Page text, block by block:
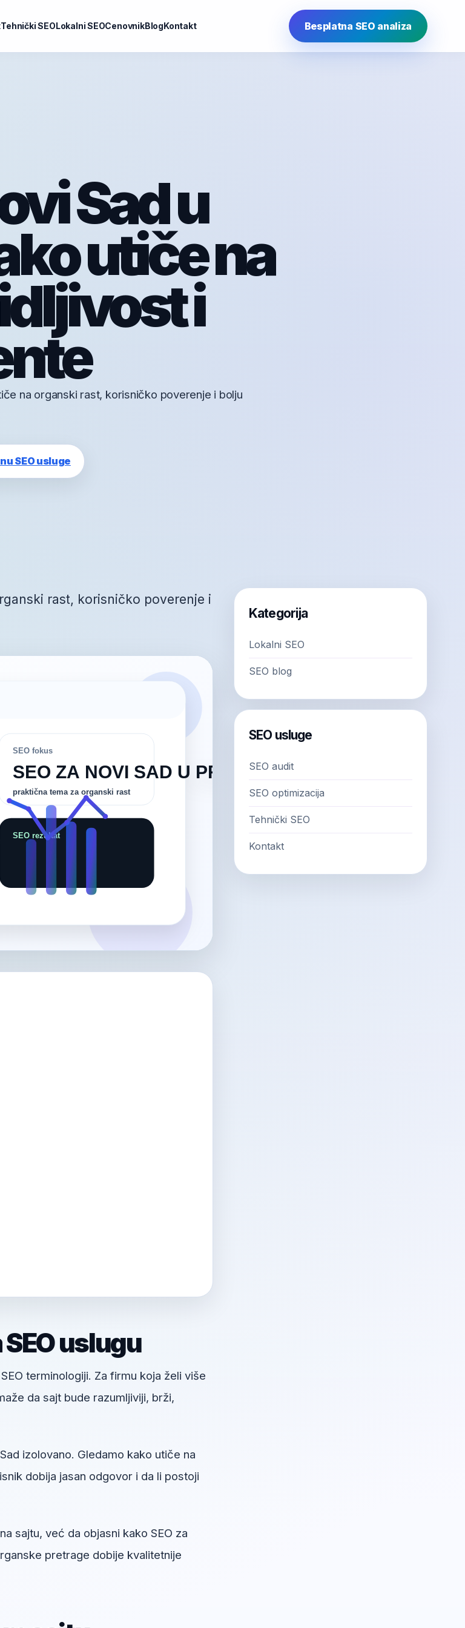
Tehnički SEOLokalni SEOCenovnikBlogKontakt Besplatna SEO analiza
Sad u
utiče na
i
na organski rast, korisničko poverenje i bolju
SEO usluge
rast, korisničko poverenje i
uslugu
terminologiji. Za firmu koja želi više
da sajt bude razumljiviji, brži,
izolovano. Gledamo kako utiče na
dobija jasan odgovor i da li postoji
sajtu, već da objasni kako SEO za
pretrage dobije kvalitetnije
Kategorija
Lokalni SEO
SEO blog
SEO usluge
SEO audit
SEO optimizacija
Tehnički SEO
Kontakt